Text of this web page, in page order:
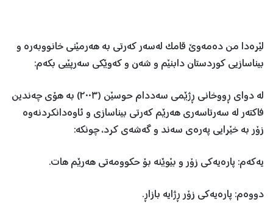
لێرەدا من دەمەوێ قامک لەسەر کەرتی بە هەرمێنی خانووبەرە و
بيناسازیی کوردستان دابنێم و شەن و کەوێکی سەرپێیی بکەم:
لە دوای ڕووخانی ڕژێمی سەددام حوسێن (٢٠٠٣) بە هۆی چەندين
فاکتەر لە سەرتاسەری هەرێم کەرتی بيناسازی و ئاوەدانکردنەوە
زۆر بە خێرايی پەرەی سەند و گەشەی کرد، چونکە:
يەکەم: پارەيەکی زۆر و بێوێنە بۆ حکوومەتی هەرێم هات.
دووەم: پارەیەکی زۆر ڕژایە بازاڕ.